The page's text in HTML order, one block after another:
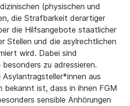
(physischen und
die Strafbarkeit derartiger
die Hilfsangebote staatlicher
Stellen und die asylrechtlichen
wird. Dabei sind
zu adressieren.
aus
bekannt ist, dass in ihnen FGM
sensible Anhörungen